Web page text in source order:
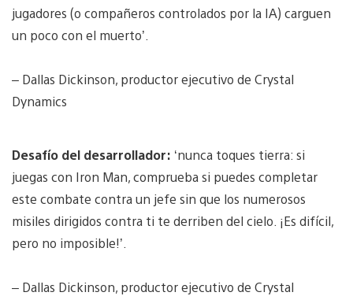
jugadores (o compañeros controlados por la IA) carguen
un poco con el muerto’.
– Dallas Dickinson, productor ejecutivo de Crystal
Dynamics
Desafío del desarrollador: ‘nunca toques tierra: si
juegas con Iron Man, comprueba si puedes completar
este combate contra un jefe sin que los numerosos
misiles dirigidos contra ti te derriben del cielo. ¡Es difícil,
pero no imposible!’.
– Dallas Dickinson, productor ejecutivo de Crystal